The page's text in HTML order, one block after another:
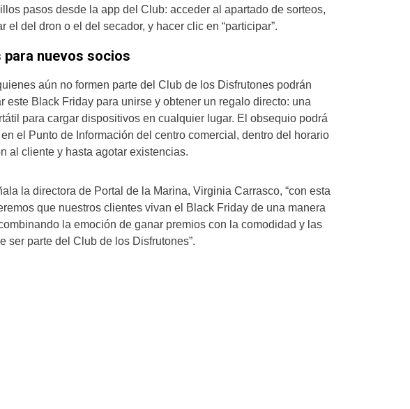
pasos desde la app del Club: acceder al apartado de sorteos,
el del dron o el del secador, y hacer clic en “participar”.
para nuevos socios
aún no formen parte del Club de los Disfrutones podrán
este Black Friday para unirse y obtener un regalo directo: una
para cargar dispositivos en cualquier lugar. El obsequio podrá
el Punto de Información del centro comercial, dentro del horario
al cliente y hasta agotar existencias.
la directora de Portal de la Marina, Virginia Carrasco, “con esta
que nuestros clientes vivan el Black Friday de una manera
la emoción de ganar premios con la comodidad y las
ser parte del Club de los Disfrutones”.